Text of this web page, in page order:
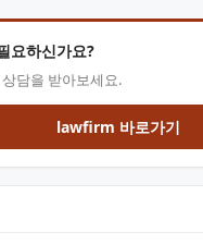
요하신가요?
담을 받아보세요.
lawfirm 바로가기